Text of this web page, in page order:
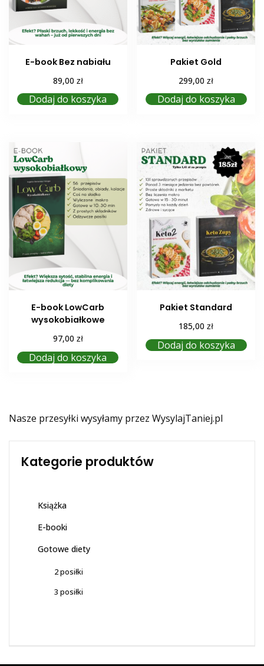
E-book Bez nabiału
89,00 zł
Dodaj do koszyka
Pakiet Gold
299,00zł
Dodaj do koszyka
E-book LowCarb
wysokobiałkowe
97,00 zł
Dodaj do koszyka
Pakiet Standard
185,00zł
Dodaj do koszyka
Nasze przesyłki wysyłamy przez WysylajTaniej.pl
Kategorie produktów
Książka
E-booki
Gotowe diety
2 posiłki
3 posiłki